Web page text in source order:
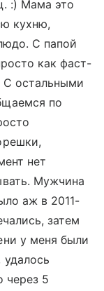
:) Мама это
кухню,
С папой
как фаст-
С остальными
по
нет
Мужчина
аж в 2011-
затем
у меня были
через 5